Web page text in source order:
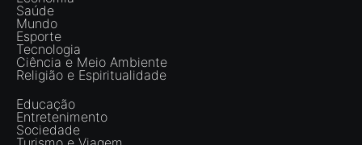
Saúde
Mundo
Esporte
Tecnologia
Ciência e Meio Ambiente
Religião e Espiritualidade
Educação
Entretenimento
Sociedade